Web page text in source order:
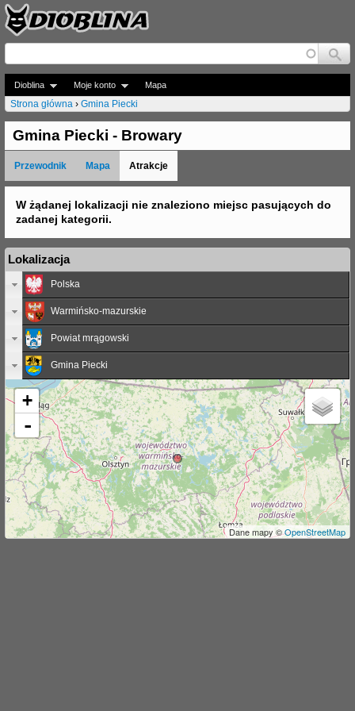
Jump to navigation
Dioblina Moje konto Mapa
J
e
s
e
ś
t
j
Strona główna › Gmina Piecki
Gmina Piecki - Browary
Przewodnik Mapa Atrakcje
W żądanej lokalizacji nie znaleziono miejsc pasujących do
zadanej kategorii.
Lokalizacja
Polska
Warmińsko-mazurskie
Powiat mrągowski
Gmina Piecki
+
-
Dane mapy ©OpenStreetMap